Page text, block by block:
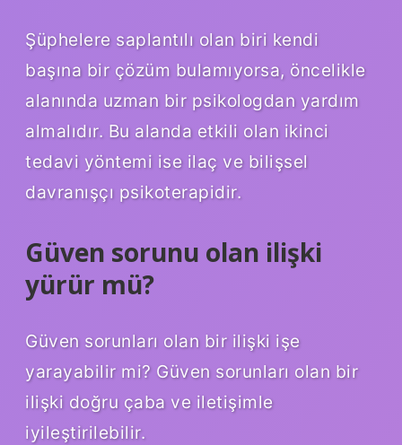
Şüphelere saplantılı olan biri kendi
başına bir çözüm bulamıyorsa, öncelikle
alanında uzman bir psikologdan yardım
almalıdır. Bu alanda etkili olan ikinci
tedavi yöntemi ise ilaç ve bilişsel
davranışçı psikoterapidir.
Güven sorunu olan ilişki
yürür mü?
Güven sorunları olan bir ilişki işe
yarayabilir mi? Güven sorunları olan bir
ilişki doğru çaba ve iletişimle
iyileştirilebilir.